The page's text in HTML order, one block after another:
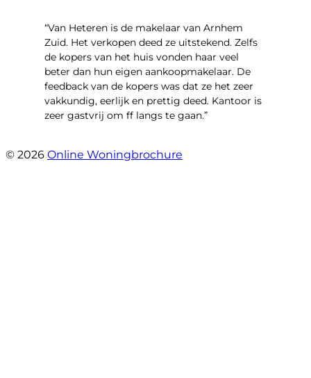
“Van Heteren is de makelaar van Arnhem
Zuid. Het verkopen deed ze uitstekend. Zelfs
de kopers van het huis vonden haar veel
beter dan hun eigen aankoopmakelaar. De
feedback van de kopers was dat ze het zeer
vakkundig, eerlijk en prettig deed. Kantoor is
zeer gastvrij om ff langs te gaan.”
© 2026 Online Woningbrochure